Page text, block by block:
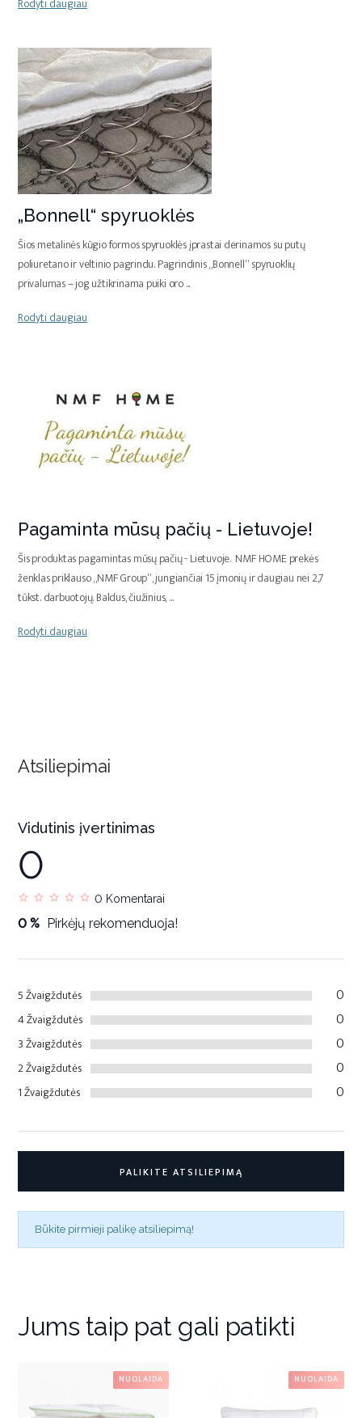
„Bonnell“ spyruoklės
Šios metalinės kūgio formos spyruoklės įprastai derinamos su putų
poliuretano ir veltinio pagrindu. Pagrindinis „Bonnell“ spyruoklių
privalumas – jog užtikrinama puiki oro...
Rodyti daugiau
Pagaminta mūsų pačių - Lietuvoje!
Šis produktas pagamintas mūsų pačių - Lietuvoje. NMF HOME prekės
ženklas priklauso „NMF Group“, jungiančiai 15 įmonių ir daugiau nei 2,7
tūkst. darbuotojų. Baldus, čiužinius,...
Rodyti daugiau
Atsiliepimai
5 Žvaigždutės 0
4 Žvaigždutės 0
3 Žvaigždutės 0
2 Žvaigždutės 0
1 Žvaigždutės 0
Vidutinis įvertinimas
0
0 Komentarai
0 % Pirkėjų rekomenduoja!
PALIKITE ATSILIEPIMĄ
Būkite pirmieji palikę atsiliepimą!
Jums taip pat gali patikti
NUOLAIDA NUOLAIDA